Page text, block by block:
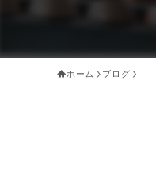
ホーム ブログ